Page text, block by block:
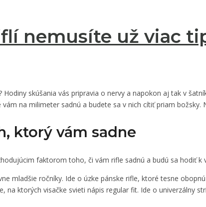
nemusíte už viac
skúšania vás pripravia o nervy a napokon aj tak v
na milimeter sadnú a budete sa v nich cítiť priam
ktorý vám sadne
faktorom toho, či vám rifle sadnú a budú sa hodiť k
mladšie ročníky. Ide o úzke pánske rifle, ktoré tesne
na ktorých visačke svieti nápis regular fit. Ide o univerzálny